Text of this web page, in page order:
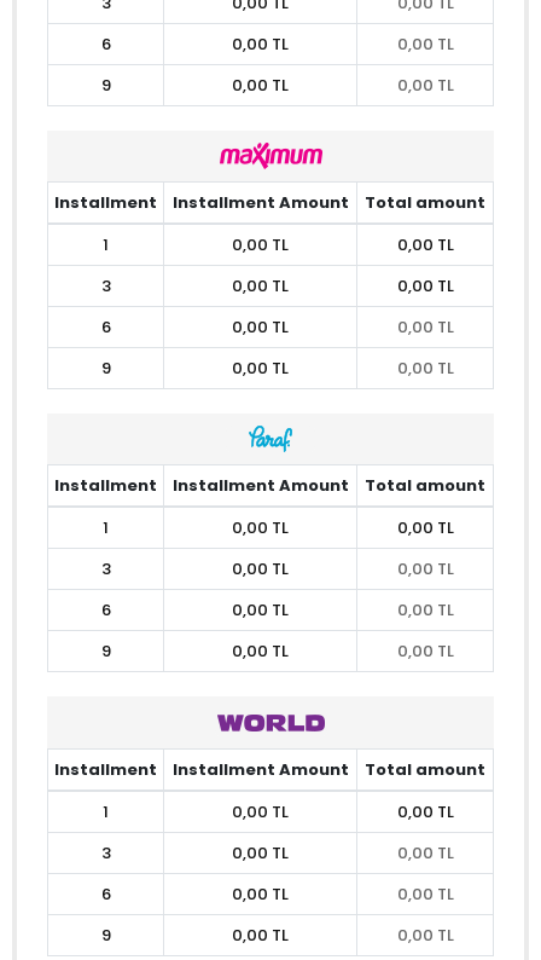
6
0,00 TL
0,00 TL
9
0,00 TL 0,00 TL
Installment Installment Amount
Total amount
1
0,00 TL
0,00 TL
3
0,00 TL
0,00 TL
6
0,00 TL
0,00 TL
9
0,00 TL 0,00 TL
Installment Installment Amount
Total amount
1
0,00 TL
0,00 TL
3
0,00 TL
0,00 TL
6
0,00 TL
0,00 TL
9
0,00 TL 0,00 TL
Installment Installment Amount
Total amount
1
0,00 TL
0,00 TL
3
0,00 TL
0,00 TL
6
0,00 TL
0,00 TL
9
0,00 TL 0,00 TL